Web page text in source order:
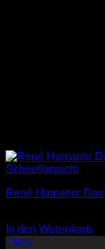
Schnellansicht
René Hamann:
In den Warenkorb
› Neu